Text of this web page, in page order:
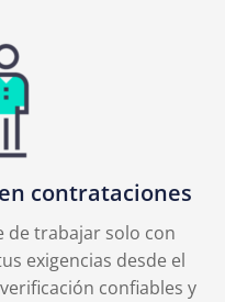
contrataciones
de trabajar solo con
exigencias desde el
confiables y